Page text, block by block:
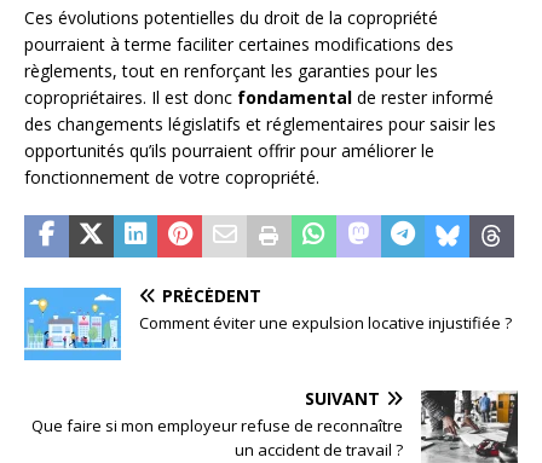
Ces évolutions potentielles du droit de la copropriété
pourraient à terme faciliter certaines modifications des
règlements, tout en renforçant les garanties pour les
copropriétaires. Il est donc fondamental de rester informé
des changements législatifs et réglementaires pour saisir les
opportunités qu’ils pourraient offrir pour améliorer le
fonctionnement de votre copropriété.
PRÉCÉDENT
Comment éviter une expulsion locative injustifiée ?
SUIVANT
Que faire si mon employeur refuse de reconnaître
un accident de travail ?